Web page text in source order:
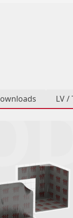
LV /